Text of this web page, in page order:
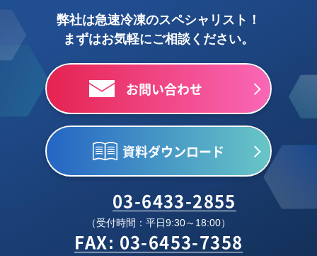
弊社は急速冷凍のスペシャリスト！
まずはお気軽にご相談ください。
お問い合わせ
資料ダウンロード
03-6433-2855
（受付時間：平日9:30～18:00）
FAX: 03-6453-7358